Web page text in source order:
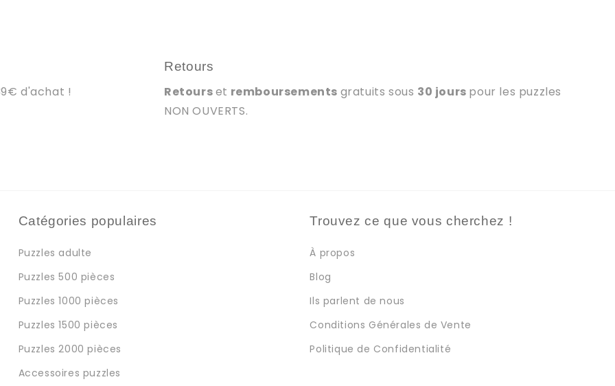
d'achat !
Retours
Retourset remboursements gratuits sous 30 jours pour les puzzles
NON OUVERTS.
Catégories populaires
Puzzles adulte
Puzzles 500 pièces
Puzzles 1000 pièces
Puzzles 1500 pièces
Puzzles 2000 pièces
Accessoires puzzles
Trouvez ce que vous cherchez !
À propos
Blog
Ils parlent de nous
Conditions Générales de Vente
Politique de Confidentialité